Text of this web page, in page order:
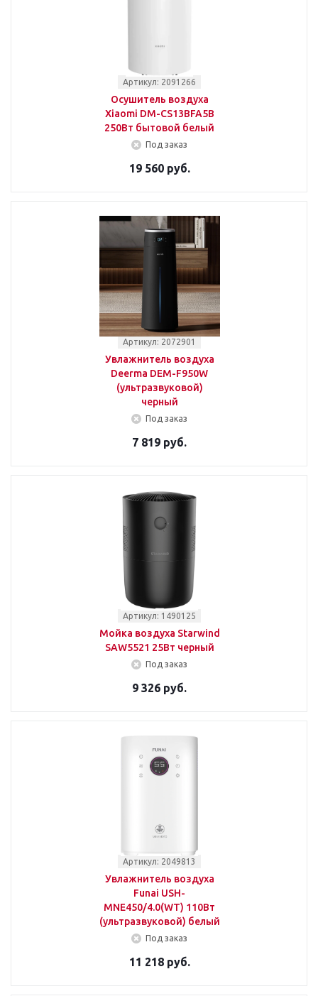
Артикул: 2091266
Осушитель воздуха
Xiaomi DM-CS13BFA5B
250Вт бытовой белый
Под заказ
19 560 руб.
Артикул: 2072901
Увлажнитель воздуха
Deerma DEM-F950W
(ультразвуковой)
черный
Под заказ
7 819 руб.
Артикул: 1490125
Мойка воздуха Starwind
SAW5521 25Вт черный
Под заказ
9 326 руб.
Артикул: 2049813
Увлажнитель воздуха
Funai USH-
MNE450/4.0(WT) 110Вт
(ультразвуковой) белый
Под заказ
11 218 руб.